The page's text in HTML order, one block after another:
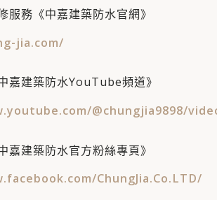
服務《中嘉建築防水官網》
jia.com/
嘉建築防水YouTube頻道》
@chungjia9898/
嘉建築防水官方粉絲專頁》
ChungJia.Co.LTD/